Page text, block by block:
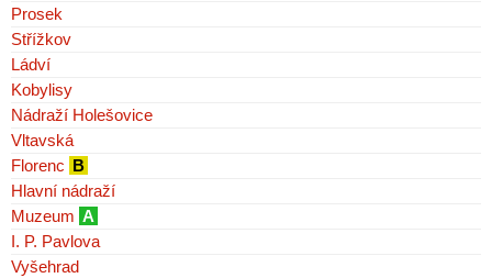
Prosek
Střížkov
Ládví
Kobylisy
Nádraží Holešovice
Vltavská
Florenc B
Hlavní nádraží
Muzeum A
I. P. Pavlova
Vyšehrad